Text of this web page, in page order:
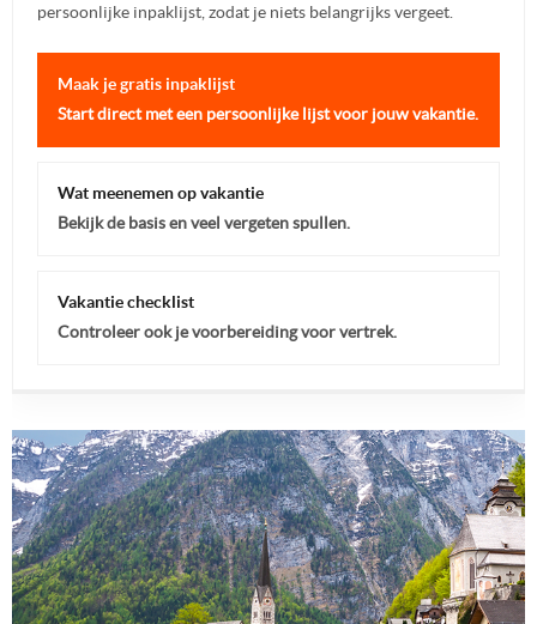
persoonlijke inpaklijst, zodat je niets belangrijks vergeet.
Maak je gratis inpaklijst
Start direct met een persoonlijke lijst voor jouw vakantie.
Wat meenemen op vakantie
Bekijk de basis en veel vergeten spullen.
Vakantie checklist
Controleer ook je voorbereiding voor vertrek.